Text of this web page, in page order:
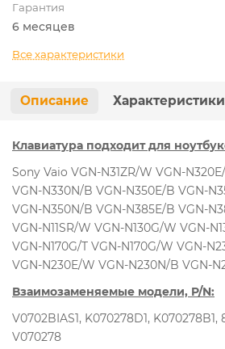
Гарантия
6 месяцев
Все характеристики
Описание Характеристики
Клавиатура подходит для
Sony Vaio VGN-N31ZR/W VGN-
VGN-N330N/B VGN-N350E/B VGN-
VGN-N350N/B VGN-N385E/B VGN-
VGN-N11SR/W VGN-N130G/W VGN-
VGN-N170G/T VGN-N170G/W VGN-
VGN-N230E/W VGN-N230N/B VGN-
Взаимозаменяемые модели, P/N:
V0702BIAS1, K070278D1, K070278B1,
V070278